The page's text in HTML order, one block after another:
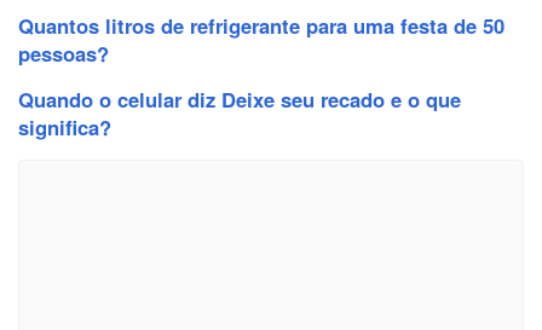
Quantos litros de refrigerante para uma festa de 50
pessoas?
Quando o celular diz Deixe seu recado e o que
significa?